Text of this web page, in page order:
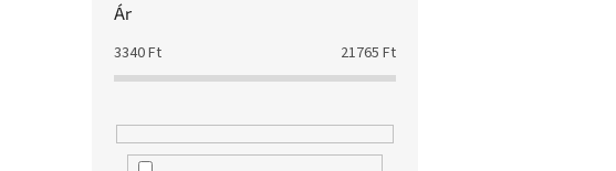
Ár
3340Ft 21765 Ft